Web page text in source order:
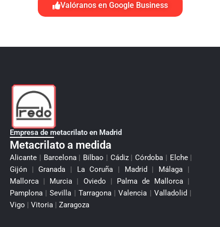
Valóranos en Google Business
Empresa de metacrilato en Madrid
Metacrilato a medida
Alicante | Barcelona | Bilbao | Cádiz | Córdoba | Elche |
Gijón | Granada | La Coruña | Madrid | Málaga |
Mallorca | Murcia | Oviedo | Palma de Mallorca |
Pamplona | Sevilla | Tarragona | Valencia | Valladolid |
Vigo | Vitoria | Zaragoza